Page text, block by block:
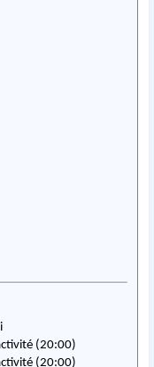
(20:00)
(20:00)